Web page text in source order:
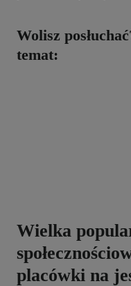
Wolisz
temat:
Wielka
placówki na